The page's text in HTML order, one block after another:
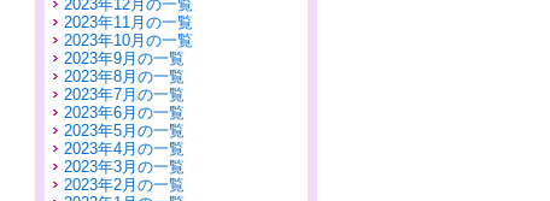
2023年12月の一覧
2023年11月の一覧
2023年10月の一覧
2023年9月の一覧
2023年8月の一覧
2023年7月の一覧
2023年6月の一覧
2023年5月の一覧
2023年4月の一覧
2023年3月の一覧
2023年2月の一覧